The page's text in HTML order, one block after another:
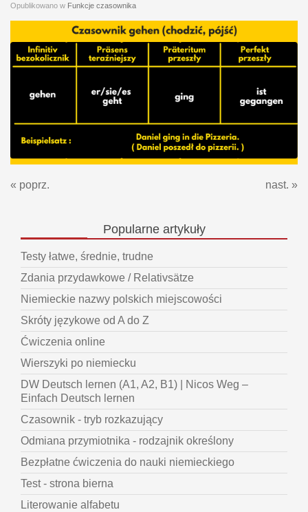
Opublikowano w Funkcje czasownika
« poprz. nast. »
Popularneartykuły
Testy łatwe, średnie, trudne
Zdania przydawkowe / Relativsätze
Niemieckie nazwy polskich miejscowości
Skróty językowe od A do Z
Ćwiczenia online
Wierszyki po niemiecku
DW Deutsch lernen (A1, A2, B1) | Nicos Weg –
Einfach Deutsch lernen
Czasownik - tryb rozkazujący
Odmiana przymiotnika - rodzajnik określony
Bezpłatne ćwiczenia do nauki niemieckiego
Test - strona bierna
Literowanie alfabetu